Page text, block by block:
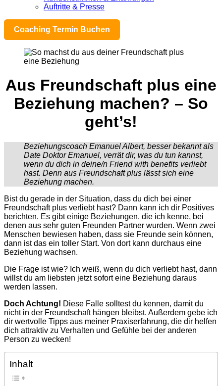
Auftritte & Presse
Coaching Termin Buchen
Aus Freundschaft plus eine
Beziehung machen? – So
geht’s!
Beziehungscoach Emanuel Albert, besser bekannt als
Date Doktor Emanuel, verrät dir, was du tun kannst,
wenn du dich in deine/n Friend with benefits verliebt
hast. Denn aus Freundschaft plus lässt sich eine
Beziehung machen.
Bist du gerade in der Situation, dass du dich bei einer
Freundschaft plus verliebt hast? Dann kann ich dir Positives
berichten. Es gibt einige Beziehungen, die ich kenne, bei
denen aus sehr guten Freunden Partner wurden. Wenn zwei
Menschen bewiesen haben, dass sie Freunde sein können,
dann ist das ein toller Start. Von dort kann durchaus eine
Beziehung wachsen.
Die Frage ist wie? Ich weiß, wenn du dich verliebt hast, dann
willst du am liebsten jetzt sofort eine Beziehung daraus
werden lassen.
Doch Achtung! Diese Falle solltest du kennen, damit du
nicht in der Freundschaft hängen bleibst. Außerdem gebe ich
dir wertvolle Tipps aus meiner Praxiserfahrung, die dir helfen
dich attraktiv zu Verhalten und Gefühle bei der anderen
Person zu wecken!
Inhalt